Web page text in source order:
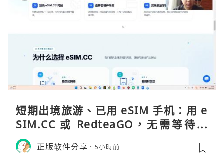
短期出境旅游、已用 eSIM 手机：用 e
SIM.CC 或 RedteaGO，无需等待收
货。需要“当地号码 + 通话短信”（如
打车、外卖、客户联络）：优先 Redt
正版软件分享 5小時前